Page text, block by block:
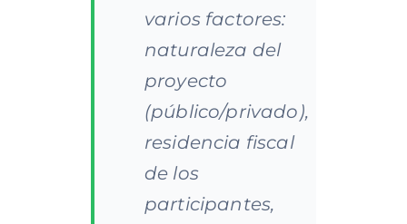
varios factores:
naturaleza del
proyecto
(público/privado),
residencia fiscal
de los
participantes,